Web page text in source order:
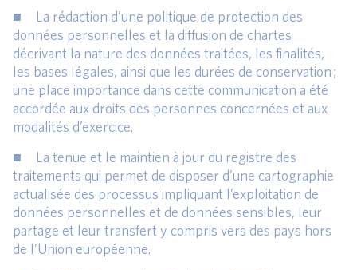
■ La rédaction d’une politique de protection des
données personnelles et la diffusion de chartes
décrivant la nature des données traitées, les finalités,
les bases légales, ainsi que les durées de conservation ;
une place importance dans cette communication a été
accordée aux droits des personnes concernées et aux
modalités d’exercice.
■ La tenue et le maintien à jour du registre des
traitements qui permet de disposer d’une cartographie
actualisée des processus impliquant l’exploitation de
données personnelles et de données sensibles, leur
partage et leur transfert y compris vers des pays hors
de l’Union européenne.